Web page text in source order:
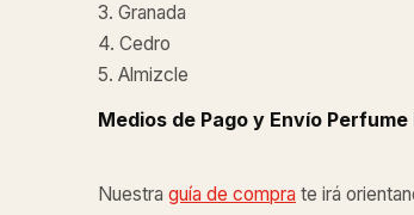
3. Granada
4. Cedro
5. Almizcle
Medios de Pago y Envío
Nuestra guía de compra te irá